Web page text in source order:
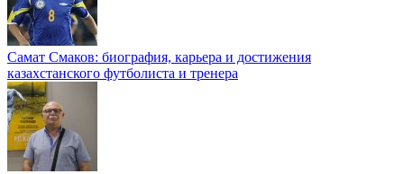
Самат Смаков: биография, карьера и достижения
казахстанского футболиста и тренера